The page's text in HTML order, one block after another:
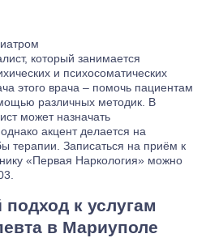
болей
расстройства
который занимается
и психосоматических
этого врача – помочь пациентам
различных методик. В
может назначать
акцент делается на
терапии. Записаться на приём к
«Первая Наркология» можно
к услугам
в Мариуполе